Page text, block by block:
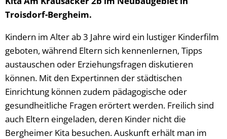
Troisdorf-Bergheim.
Kindern im Alter ab 3 Jahre wird ein lustiger Kinderfilm
geboten, während Eltern sich kennenlernen, Tipps
austauschen oder Erziehungsfragen diskutieren
können. Mit den Expertinnen der städtischen
Einrichtung können zudem pädagogische oder
gesundheitliche Fragen erörtert werden. Freilich sind
auch Eltern eingeladen, deren Kinder nicht die
Bergheimer Kita besuchen. Auskunft erhält man im